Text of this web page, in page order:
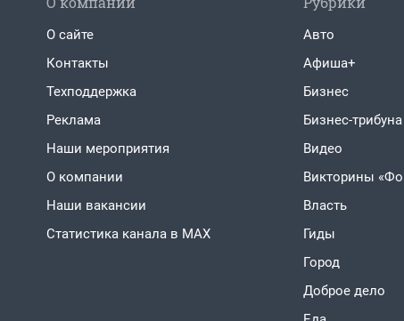
О сайте
Контакты
Техподдержка
Реклама
Наши мероприятия
О компании
Наши вакансии
Статистика канала в MAX
Авто
Афиша+
Бизнес
Бизнес-трибуна
Видео
Викторины
Власть
Гиды
Город
Доброе дело